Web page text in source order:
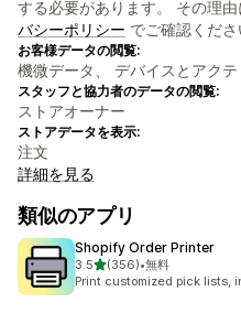
する必要があります。 その理
バシーポリシー でご確認くださ
お客様データの閲覧:
機微データ、 デバイスとアク
スタッフと協力者のデータの閲覧:
ストアオーナー
ストアデータを表示:
注文
詳細を見る
類似のアプリ
Shopify Order Printer
3.55つ星中
(356)
合計レビュー数：356件
•無料
Print customized pick lists,